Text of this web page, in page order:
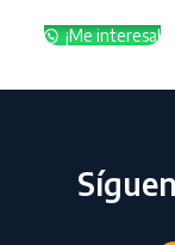
¡Me interesa!